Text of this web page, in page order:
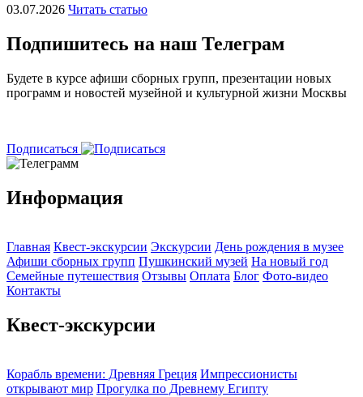
03.07.2026 Читать статью
Подпишитесь на наш Телеграм
Будете в курсе афиши сборных групп, презентации новых
программ и новостей музейной и культурной жизни Москвы
Подписаться
Информация
Главная Квест-экскурсии Экскурсии День рождения в музее
Афиши сборных групп Пушкинский музей На новый год
Семейные путешествия Отзывы Оплата Блог Фото-видео
Контакты
Квест-экскурсии
Корабль времени: Древняя Греция Импрессионисты
открывают мир Прогулка по Древнему Египту